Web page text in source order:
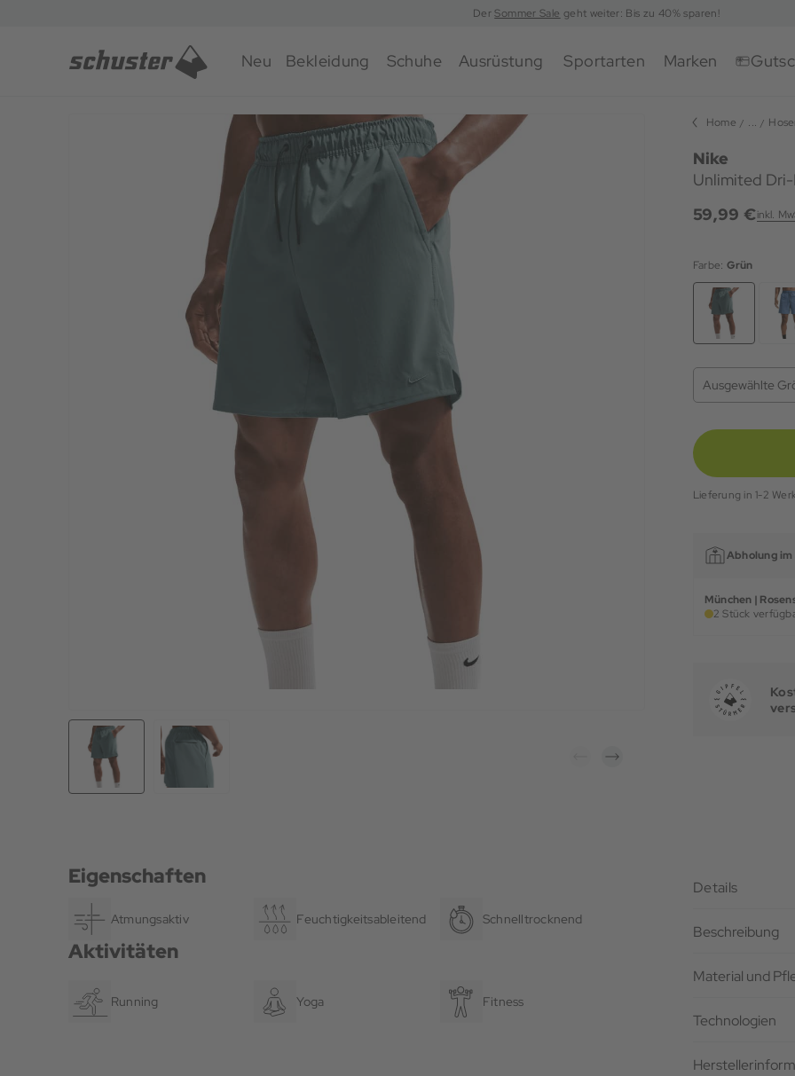
DerSommer Sale geht weiter: Bis zu 40% sparen!
Neu Bekleidung Schuhe Ausrüstung Sportarten Marken
Home ...
Nike
Unlimited
59,99 €inkl.
Farbe: Grün
Ausgewählte
Lieferung in 1-2
Abholung im
München |
2 Stück
Eigenschaften
Atmungsaktiv Feuchtigkeitsableitend Schnelltrocknend
Aktivitäten
Running Yoga Fitness
Details
Beschreibung
Material und
Technologien